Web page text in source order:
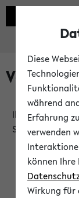
Verlauf
Ihr Verlauf ist
Sitzung füllen.
Diese
während
Erfahrung
verwenden
können
Wirkung für